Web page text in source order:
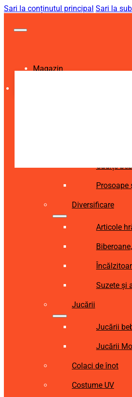
Sari la conținutul principal Sari la
Magazin
Cădițe
Prosoape
Diversificare
Articole
Suzete și
Jucării
Jucării
Jucării
Colaci de înot
Costume UV